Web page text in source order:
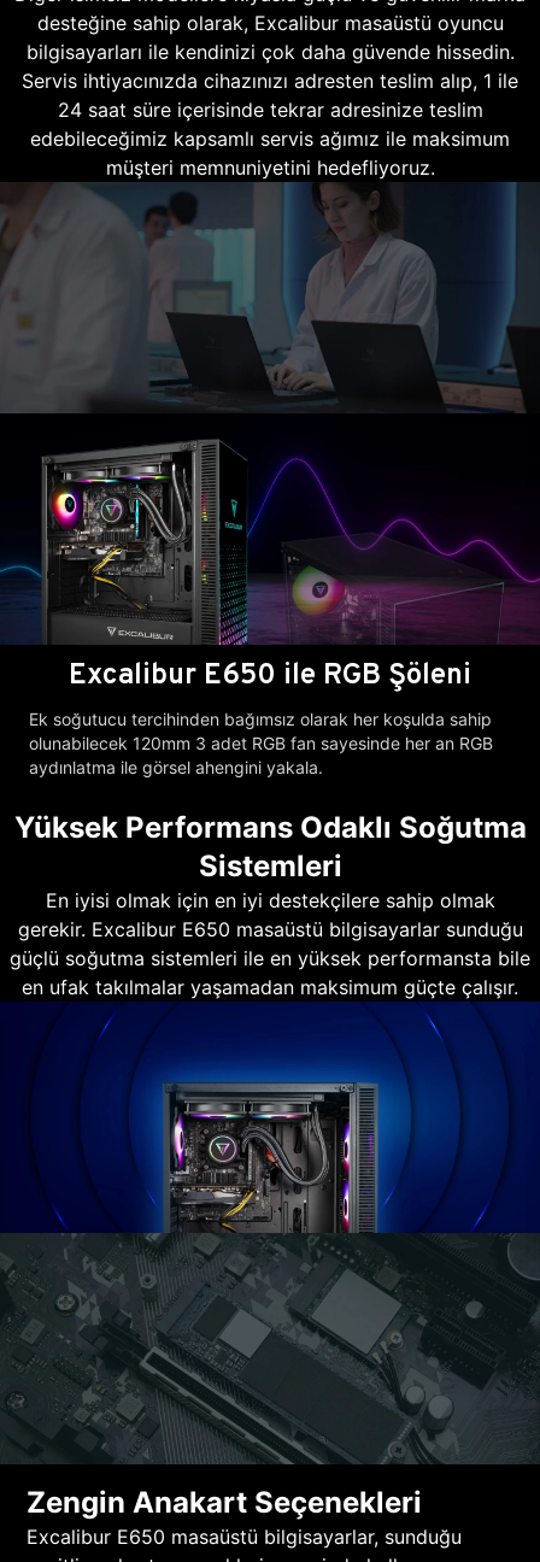
desteğine sahip olarak, Excalibur masaüstü oyuncu
bilgisayarları ile kendinizi çok daha güvende hissedin.
Servis ihtiyacınızda cihazınızı adresten teslim alıp, 1 ile
24 saat süre içerisinde tekrar adresinize teslim
edebileceğimiz kapsamlı servis ağımız ile maksimum
müşteri memnuniyetini hedefliyoruz.
Excalibur E650 ile RGB Şöleni
Ek soğutucu tercihinden bağımsız olarak her koşulda sahip
olunabilecek 120mm 3 adet RGB fan sayesinde her an RGB
aydınlatma ile görsel ahengini yakala.
Yüksek Performans Odaklı Soğutma
Sistemleri
En iyisi olmak için en iyi destekçilere sahip olmak
gerekir. Excalibur E650 masaüstü bilgisayarlar sunduğu
güçlü soğutma sistemleri ile en yüksek performansta bile
en ufak takılmalar yaşamadan maksimum güçte çalışır.
Zengin Anakart Seçenekleri
Excalibur E650 masaüstü bilgisayarlar, sunduğu